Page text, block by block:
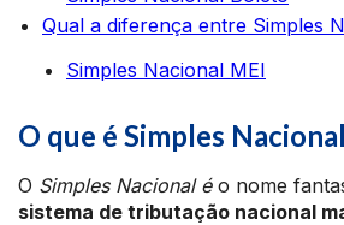
Qual a diferença entre Simples
Simples Nacional MEI
O que é Simples
O Simples Nacional éo nome
sistema de tributação nacional